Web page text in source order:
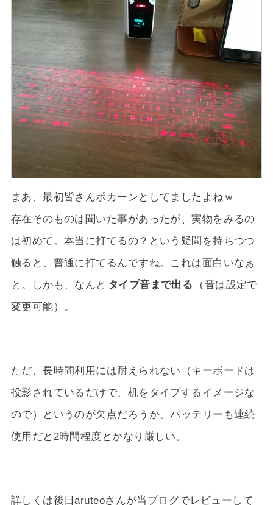
まあ、最初皆さんポカーンとしてましたよねｗ
存在そのものは聞いた事があったが、実物をみるの
は初めて。本当に打てるの？という疑問を持ちつつ
触ると、普通に打てるんですね。これは面白いなぁ
と。しかも、なんと タイプ音まで出る
（音は設定で
変更可能）。
ただ、長時間利用には耐えられない（キーボードは
投影されているだけで、机をタイプするイメージな
ので）というのが欠点だろうか。バッテリーも連続
使用だと2時間程度とかなり厳しい。
詳しくは後日aruteoさんが当ブログでレビューして